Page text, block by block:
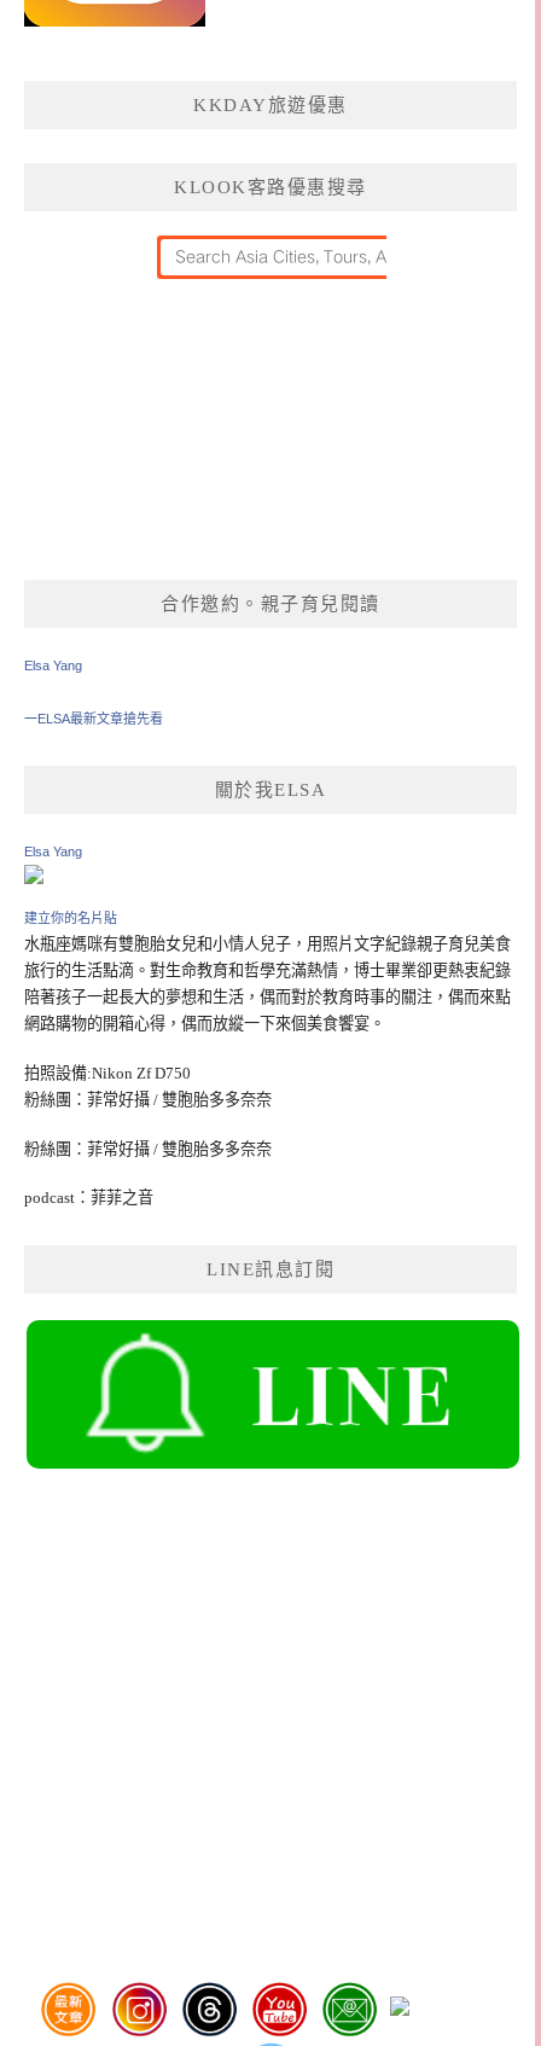
KKDAY旅遊優惠
KLOOK客路優惠搜尋
合作邀約。親子育兒閱讀
Elsa Yang
一ELSA最新文章搶先看
關於我ELSA
Elsa Yang
建立你的名片貼
水瓶座媽咪有雙胞胎女兒和小情人兒子，用照片文字紀錄親子育兒美食
旅行的生活點滴。對生命教育和哲學充滿熱情，博士畢業卻更熱衷紀錄
陪著孩子一起長大的夢想和生活，偶而對於教育時事的關注，偶而來點
網路購物的開箱心得，偶而放縱一下來個美食饗宴。
拍照設備:Nikon Zf D750
粉絲團：菲常好攝 / 雙胞胎多多奈奈
粉絲團：菲常好攝 / 雙胞胎多多奈奈
podcast：菲菲之音
LINE訊息訂閱